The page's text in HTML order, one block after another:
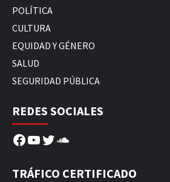
POLÍTICA
CULTURA
EQUIDAD Y GÉNERO
SALUD
SEGURIDAD PÚBLICA
REDES SOCIALES
Facebook
YouTube
Twitter
SoundCloud
TRÁFICO CERTIFICADO